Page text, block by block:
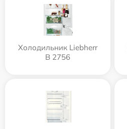
Холодильник Liebherr
B 2756